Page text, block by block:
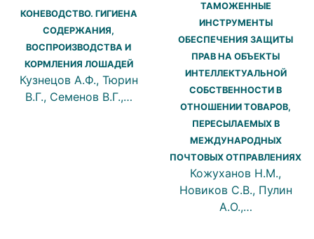
КОНЕВОДСТВО. ГИГИЕНА
СОДЕРЖАНИЯ,
ВОСПРОИЗВОДСТВА И
КОРМЛЕНИЯ ЛОШАДЕЙ
Кузнецов А.Ф., Тюрин
В.Г., Семенов В.Г.,…
ТАМОЖЕННЫЕ
ИНСТРУМЕНТЫ
ОБЕСПЕЧЕНИЯ ЗАЩИТЫ
ПРАВ НА ОБЪЕКТЫ
ИНТЕЛЛЕКТУАЛЬНОЙ
СОБСТВЕННОСТИ В
ОТНОШЕНИИ ТОВАРОВ,
ПЕРЕСЫЛАЕМЫХ В
МЕЖДУНАРОДНЫХ
ПОЧТОВЫХ ОТПРАВЛЕНИЯХ
Кожуханов Н.М.,
Новиков С.В., Пулин
А.О.,…